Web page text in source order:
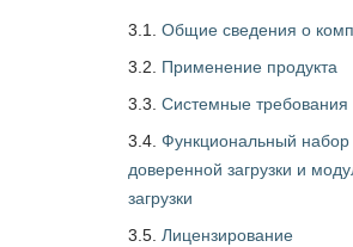
3.1. Общие сведения о
3.2. Применение продукта
3.3. Системные требования
3.4. Функциональный набор
доверенной загрузки и
загрузки
3.5. Лицензирование